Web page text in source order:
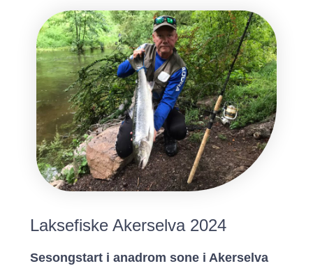
Laksefiske Akerselva 2024
Sesongstart i anadrom sone i Akerselva